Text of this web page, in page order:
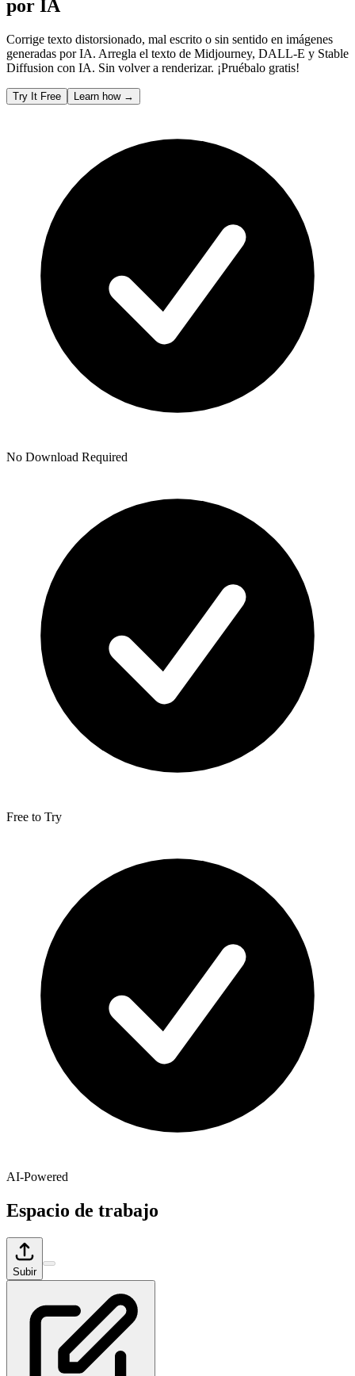
por IA
Corrige texto distorsionado, mal escrito o sin sentido en imágenes
generadas por IA. Arregla el texto de Midjourney, DALL-E y Stable
Diffusion con IA. Sin volver a renderizar. ¡Pruébalo gratis!
Try It Free Learn how →
No Download Required
Free to Try
AI-Powered
Espacio de trabajo
Subir